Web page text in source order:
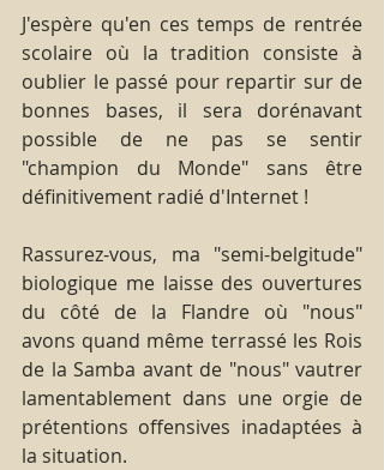
J'espère qu'en ces temps de rentrée
scolaire où la tradition consiste à
oublier le passé pour repartir sur de
bonnes bases, il sera dorénavant
possible de ne pas se sentir
"champion du Monde" sans être
définitivement radié d'Internet !
Rassurez-vous, ma "semi-belgitude"
biologique me laisse des ouvertures
du côté de la Flandre où "nous"
avons quand même terrassé les Rois
de la Samba avant de "nous" vautrer
lamentablement dans une orgie de
prétentions offensives inadaptées à
la situation.